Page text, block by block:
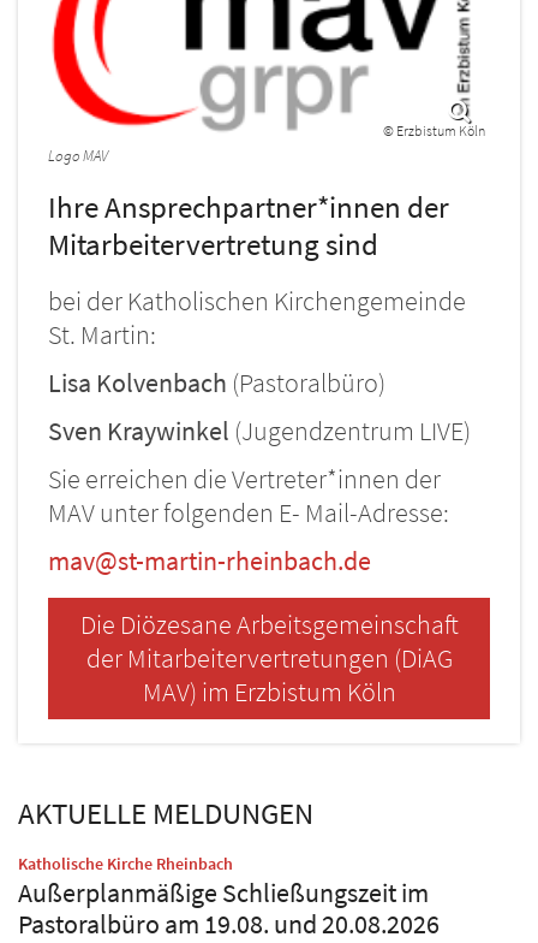
© Erzbistum Köln
Logo MAV
Ihre Ansprechpartner*innen der
Mitarbeitervertretung sind
bei der Katholischen Kirchengemeinde
St. Martin:
Lisa Kolvenbach (Pastoralbüro)
Sven Kraywinkel (Jugendzentrum LIVE)
Sie erreichen die Vertreter*innen der
MAV unter folgenden E- Mail-Adresse:
mav@st-martin-rheinbach.de
Die Diözesane Arbeitsgemeinschaft
der Mitarbeitervertretungen (DiAG
MAV) im Erzbistum Köln
AKTUELLE MELDUNGEN
Katholische Kirche Rheinbach
Außerplanmäßige Schließungszeit im
Pastoralbüro am 19.08. und 20.08.2026